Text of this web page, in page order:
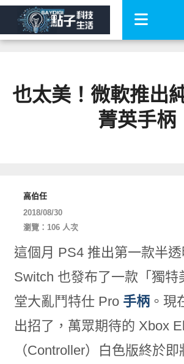
也太美！微軟推出
菁英手柄
高伯任
2018/08/30
瀏覽：106 人次
這個月 PS4 推出第一款半透
Switch 也發布了一款「獨特
堂大亂鬥特仕 Pro 手柄。現
出招了，萬眾期待的 Xbox
（Controller）白色版終於即